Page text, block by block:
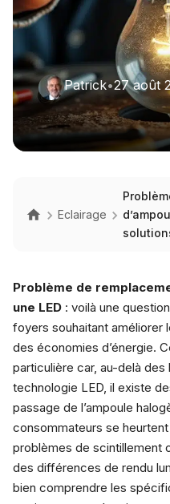
Patrick•27 août
Eclairage
Problème de
une LED : voilà une
foyers souhaitant améliorer
des économies d’énergie.
particulière car, au-delà
technologie LED, il existe
passage de l’ampoule
consommateurs se
problèmes de scintillement
des différences de rendu
bien comprendre les